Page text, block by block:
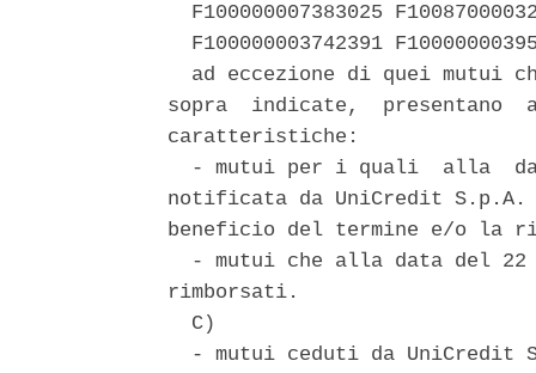
F100000007383025
F100000003742391
ad eccezione di quei mutui
sopra  indicate,
caratteristiche:
- mutui per i quali  alla
notificata da UniCredit
beneficio del termine e/o la
- mutui che alla data del
rimborsati.
  C)
- mutui ceduti da UniCredit